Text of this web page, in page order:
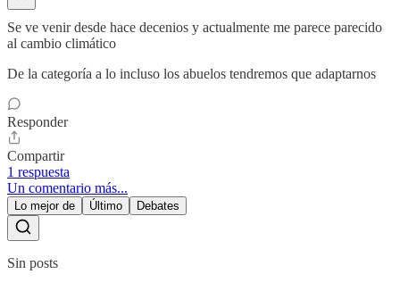
Se ve venir desde hace decenios y actualmente me parece parecido
al cambio climático
De la categoría a lo incluso los abuelos tendremos que adaptarnos
Responder
Compartir
1 respuesta
Un comentario más...
Lo mejor de Último Debates
Sin posts